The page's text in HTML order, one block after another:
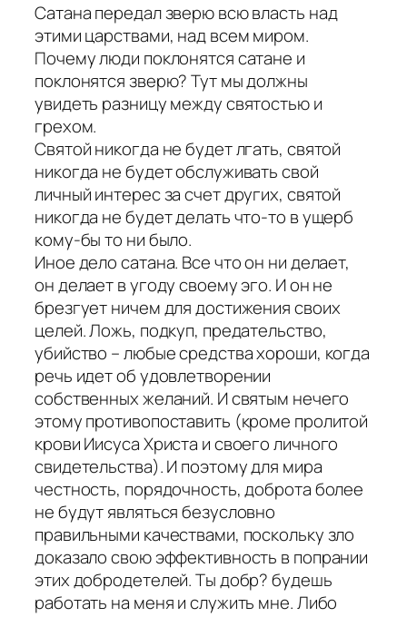
Сатана передал зверю всю власть над
этими царствами, над всем миром.
Почему люди поклонятся сатане и
поклонятся зверю? Тут мы должны
увидеть разницу между святостью и
грехом.
Святой никогда не будет лгать, святой
никогда не будет обслуживать свой
личный интерес за счет других, святой
никогда не будет делать что-то в ущерб
кому-бы то ни было.
Иное дело сатана. Все что он ни делает,
он делает в угоду своему эго. И он не
брезгует ничем для достижения своих
целей. Ложь, подкуп, предательство,
убийство – любые средства хороши, когда
речь идет об удовлетворении
собственных желаний. И святым нечего
этому противопоставить (кроме пролитой
крови Иисуса Христа и своего личного
свидетельства). И поэтому для мира
честность, порядочность, доброта более
не будут являться безусловно
правильными качествами, поскольку зло
доказало свою эффективность в попрании
этих добродетелей. Ты добр? будешь
работать на меня и служить мне. Либо